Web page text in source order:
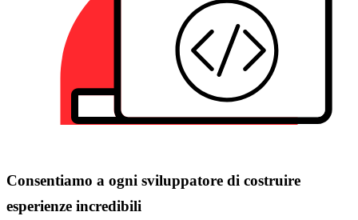
Consentiamo a ogni sviluppatore di costruire
esperienze incredibili